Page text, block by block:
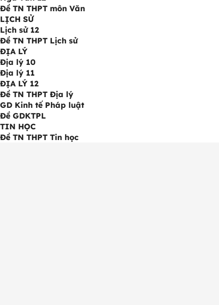
Đề TN THPT môn Văn
LỊCH SỬ
Lịch sử 12
Đề TN THPT Lịch sử
ĐỊA LÝ
Địa lý 10
Địa lý 11
ĐỊA LÝ 12
Đề TN THPT Địa lý
GD Kinh tế Pháp luật
Đề GDKTPL
TIN HỌC
Đề TN THPT Tin học